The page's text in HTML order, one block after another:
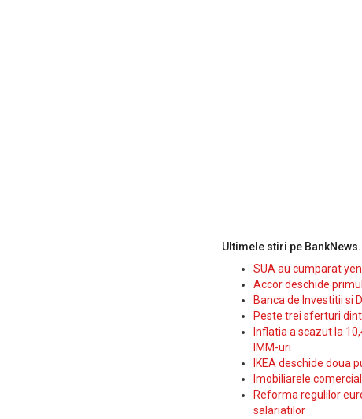
Ultimele stiri pe
SUA au cumparat
Accor deschide
Banca de Investitii si
Peste trei sferturi
Inflatia a scazut la
IMM-uri
IKEA deschide doua
Imobiliarele
Reforma regulilor
salariatilor